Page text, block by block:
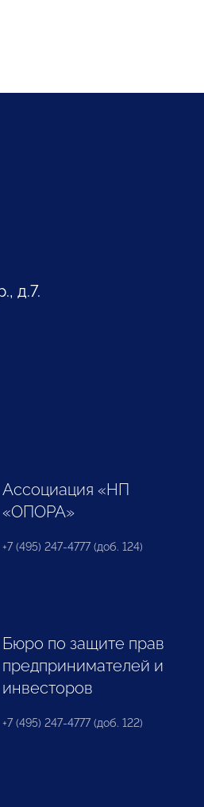
д.7.
Ассоциация «НП
«ОПОРА»
+7 (495) 247-4777 (доб. 124)
Бюро по защите прав
предпринимателей и
инвесторов
+7 (495) 247-4777 (доб. 122)